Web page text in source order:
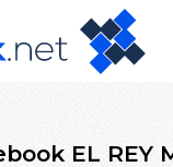
EL REY